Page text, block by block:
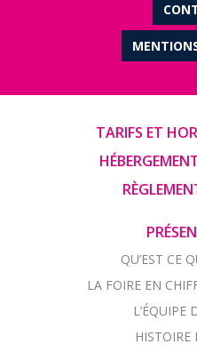
TARIFS ET
QU’EST CE
LA FOIRE EN
L’ÉQUIPE
HISTOIRE